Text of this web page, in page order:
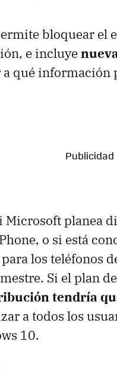
bloquear el
e incluye
qué información
Microsoft planea
o si está
los teléfonos
Si el plan
tendría
a todos los
10.